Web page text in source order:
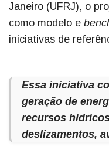
Janeiro (UFRJ), o
como modelo e
iniciativas de
Essa iniciativa
geração de
recursos
deslizamentos,